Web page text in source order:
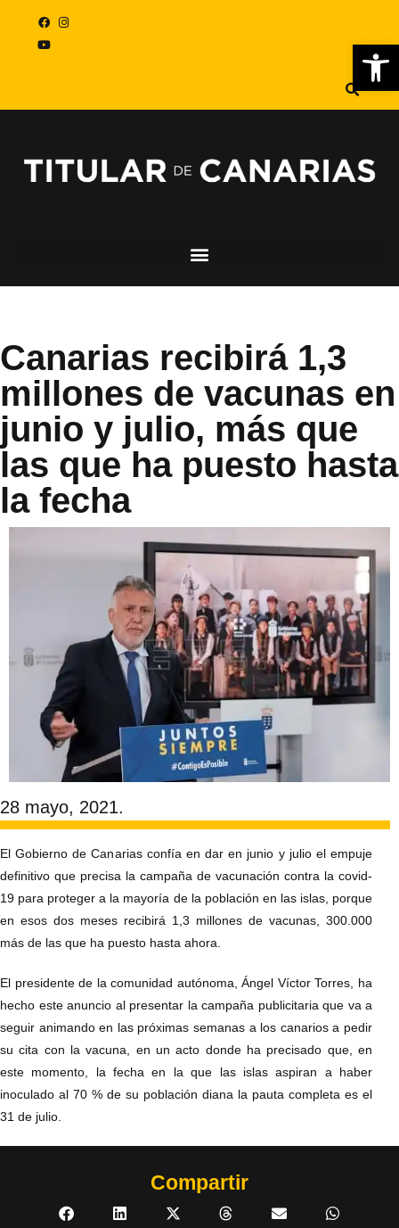
Canarias recibirá 1,3
millones de vacunas en
junio y julio, más que
las que ha puesto hasta
la fecha
28 mayo, 2021.
El Gobierno de Canarias confía en dar en junio y julio el empuje
definitivo que precisa la campaña de vacunación contra la covid-
19 para proteger a la mayoría de la población en las islas, porque
en esos dos meses recibirá 1,3 millones de vacunas, 300.000
más de las que ha puesto hasta ahora.
El presidente de la comunidad autónoma, Ángel Víctor Torres, ha
hecho este anuncio al presentar la campaña publicitaria que va a
seguir animando en las próximas semanas a los canarios a pedir
su cita con la vacuna, en un acto donde ha precisado que, en
este momento, la fecha en la que las islas aspiran a haber
inoculado al 70 % de su población diana la pauta completa es el
31 de julio.
Compartir